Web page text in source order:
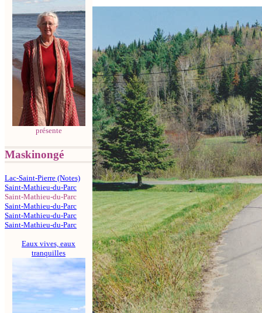
présente
Maskinongé
Lac-Saint-Pierre (Notes)
Saint-Mathieu-du-Parc
Saint-Mathieu-du-Parc
Saint-Mathieu-du-Parc
Saint-Mathieu-du-Parc
Saint-Mathieu-du-Parc
Eaux vives, eaux
tranquilles